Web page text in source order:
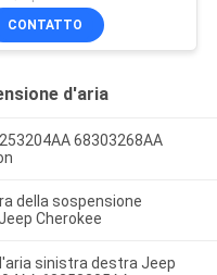
CONTATTO
d'aria
68303268AA
della sospensione
Cherokee
sinistra destra Jeep